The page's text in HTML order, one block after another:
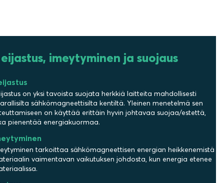
imeytyminen ja suojaus
on yksi tavoista suojata herkkiä laitteita mahdollisesti
sähkömagneettisilta kentiltä. Yleinen menetelmä sen
on käyttää erittäin hyvin johtavaa suojaa/estettä,
pienentää energiakuormaa.
tarkoittaa sähkömagneettisen energian heikkenemistä
vaimentavan vaikutuksen johdosta, kun energia etenee